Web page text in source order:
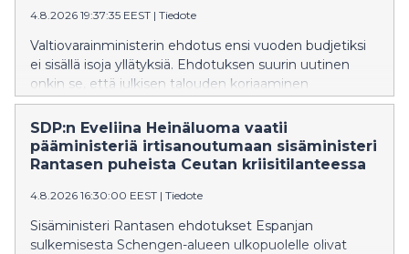
4.8.2026 19:37:35 EEST | Tiedote
Valtiovarainministerin ehdotus ensi vuoden budjetiksi
ei sisällä isoja yllätyksiä. Ehdotuksen suurin uutinen
onkin se, että julkisen talouden korjaaminen
työnnetään seuraavan hallituksen syliin, SDP:n Joona
Räsänen toteaa.
SDP:n Eveliina Heinäluoma vaatii
pääministeriä irtisanoutumaan sisäministeri
Rantasen puheista Ceutan kriisitilanteessa
4.8.2026 16:30:00 EEST | Tiedote
Sisäministeri Rantasen ehdotukset Espanjan
sulkemisesta Schengen-alueen ulkopuolelle olivat